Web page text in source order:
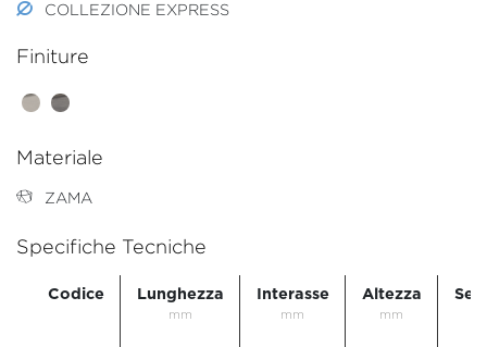
COLLEZIONE EXPRESS
Finiture
Materiale
ZAMA
Specifiche Tecniche
Codice Lunghezza
mm
Interasse
mm
Altezza
mm